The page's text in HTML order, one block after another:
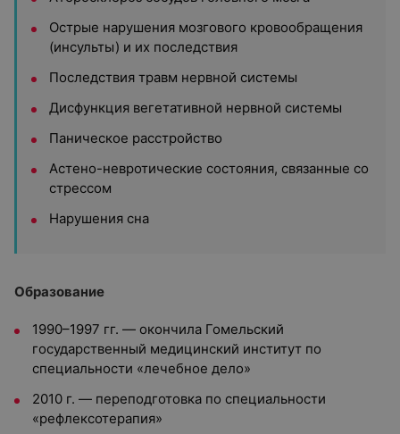
Острые нарушения мозгового кровообращения
(инсульты) и их последствия
Последствия травм нервной системы
Дисфункция вегетативной нервной системы
Паническое расстройство
Астено-невротические состояния, связанные со
стрессом
Нарушения сна
Образование
1990–1997 гг. — окончила Гомельский
государственный медицинский институт по
специальности «лечебное дело»
2010 г. — переподготовка по специальности
«рефлексотерапия»